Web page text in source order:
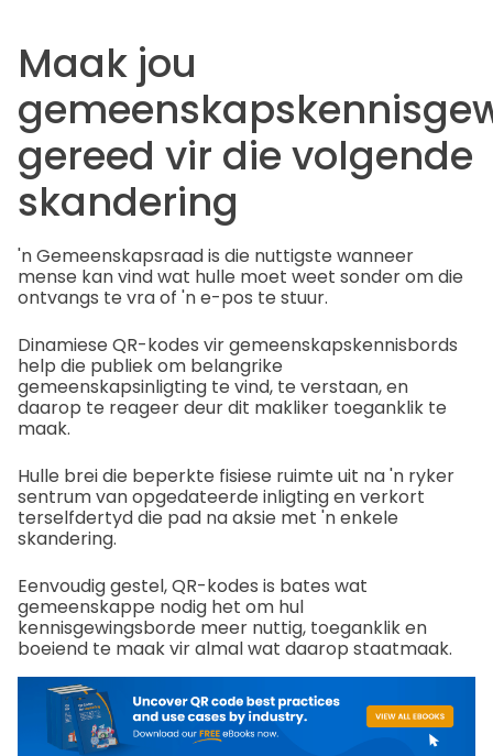
Maak jou
gereed vir die volgende
skandering
'n Gemeenskapsraad is die nuttigste wanneer
mense kan vind wat hulle moet weet sonder om die
ontvangs te vra of 'n e-pos te stuur.
Dinamiese QR-kodes vir gemeenskapskennisbords
help die publiek om belangrike
gemeenskapsinligting te vind, te verstaan, en
daarop te reageer deur dit makliker toeganklik te
maak.
Hulle brei die beperkte fisiese ruimte uit na 'n ryker
sentrum van opgedateerde inligting en verkort
terselfdertyd die pad na aksie met 'n enkele
skandering.
Eenvoudig gestel, QR-kodes is bates wat
gemeenskappe nodig het om hul
kennisgewingsborde meer nuttig, toeganklik en
boeiend te maak vir almal wat daarop staatmaak.